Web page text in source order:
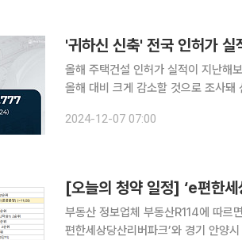
'귀하신 신축' 전국 인허가
올해 주택건설 인허가 실적이 지난해
올해 대비 크게 감소할 것으로 조사돼
년)간 주택건설 인허가 실적이 가장
2024-12-07 07:00
[오늘의 청약 일정] ‘e편한
부동산 정보업체 부동산R114에 따르
편한세상당산리버파크’와 경기 안양시 ‘